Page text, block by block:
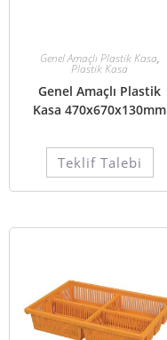
Genel Amaçlı Plastik Kasa,
Plastik Kasa
Genel Amaçlı Plastik
Kasa 470x670x130mm
Teklif Talebi